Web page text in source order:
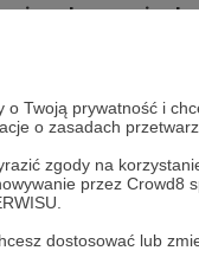
o Twoją prywatność i
o zasadach
zgody na
przez Crowd8
dostosować lub
w sesjach